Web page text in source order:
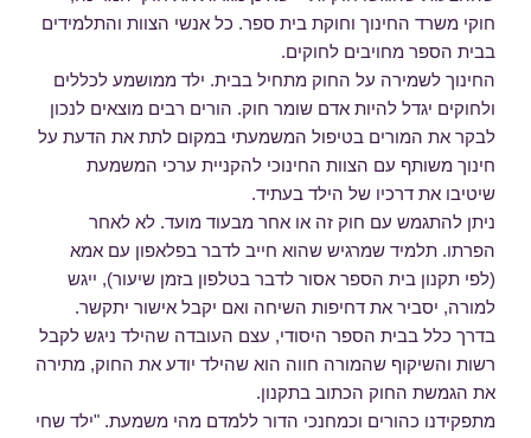
חוקי משרד החינוך וחוקת בית ספר. כל אנשי הצוות והתלמידים
בבית הספר מחויבים לחוקים.
החינוך לשמירה על החוק מתחיל בבית. ילד ממושמע לכללים
ולחוקים יגדל להיות אדם שומר חוק. הורים רבים מוצאים לנכון
לבקר את המורים בטיפול המשמעתי במקום לתת את הדעת על
חינוך משותף עם הצוות החינוכי להקניית ערכי המשמעת
שיטיבו את דרכיו של הילד בעתיד.
ניתן להתגמש עם חוק זה או אחר מבעוד מועד. לא לאחר
הפרתו. תלמיד שמרגיש שהוא חייב לדבר בפלאפון עם אמא
(לפי תקנון בית הספר אסור לדבר בטלפון בזמן שיעור), ייגש
למורה, יסביר את דחיפות השיחה ואם יקבל אישור יתקשר.
בדרך כלל בבית הספר היסודי, עצם העובדה שהילד ניגש לקבל
רשות והשיקוף שהמורה חווה הוא שהילד יודע את החוק, מתירה
את הגמשת החוק הכתוב בתקנון.
מתפקידנו כהורים וכמחנכי הדור ללמדם מהי משמעת. "ילד שחי